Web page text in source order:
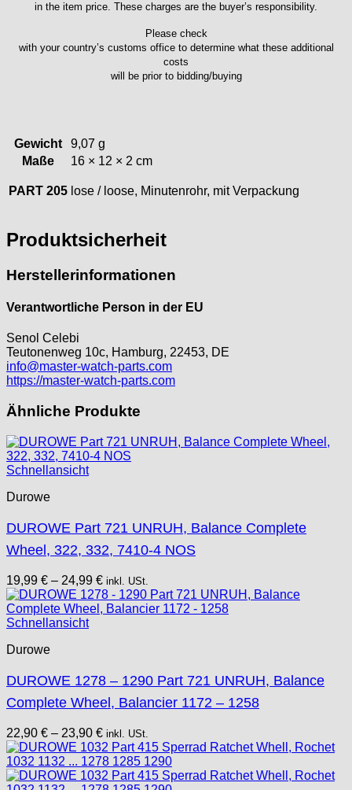
in the item price. These charges are the buyer’s responsibility.
Please check
with your country’s customs office to determine what these additional
costs
will be prior to bidding/buying
Gewicht
9,07 g
Maße
16 × 12 × 2 cm
PART 205 lose / loose, Minutenrohr, mit Verpackung
Produktsicherheit
Herstellerinformationen
Verantwortliche Person in der EU
Senol Celebi
Teutonenweg 10c, Hamburg, 22453, DE
info@master-watch-parts.com
https://master-watch-parts.com
Ähnliche Produkte
Schnellansicht
Durowe
DUROWE Part 721 UNRUH, Balance Complete
Wheel, 322, 332, 7410-4 NOS
19,99 € – 24,99 € inkl. USt.
Schnellansicht
Durowe
DUROWE 1278 – 1290 Part 721 UNRUH, Balance
Complete Wheel, Balancier 1172 – 1258
22,90 € – 23,90 € inkl. USt.